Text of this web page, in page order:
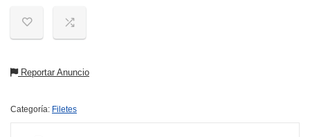
Reportar Anuncio
Categoría: Filetes